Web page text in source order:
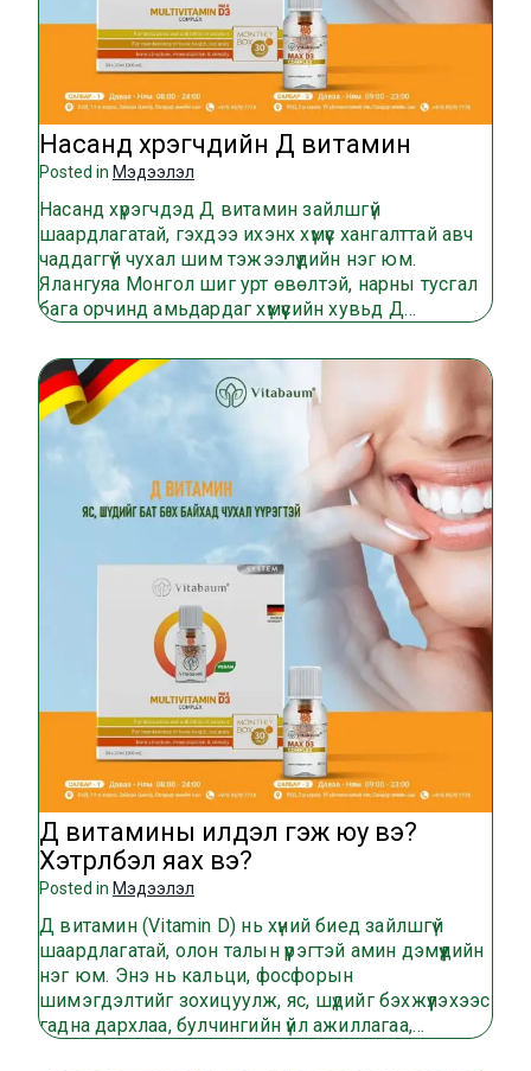
Насанд хүрэгчдийн Д витамин
Posted in Мэдээлэл
Насанд хүрэгчдэд Д витамин зайлшгүй
шаардлагатай, гэхдээ ихэнх хүмүүс хангалттай авч
чаддаггүй чухал шим тэжээлүүдийн нэг юм.
Ялангуяа Монгол шиг урт өвөлтэй, нарны тусгал
бага орчинд амьдардаг хүмүүсийн хувьд Д…
Д витамины илүүдэл гэж юу вэ?
Хэтрүүлбэл яах вэ?
Posted in Мэдээлэл
Д витамин (Vitamin D) нь хүний биед зайлшгүй
шаардлагатай, олон талын үүрэгтэй амин дэмүүдийн
нэг юм. Энэ нь кальци, фосфорын
шимэгдэлтийг зохицуулж, яс, шүдийг бэхжүүлэхээс
гадна дархлаа, булчингийн үйл ажиллагаа,…